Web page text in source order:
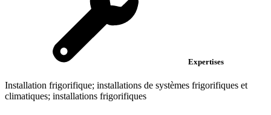
Expertises
Installation frigorifique; installations de systèmes frigorifiques et
climatiques; installations frigorifiques